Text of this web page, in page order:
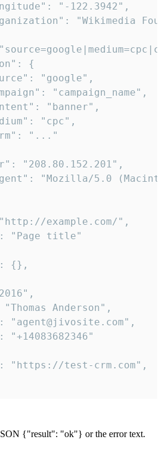
"-122.3942",
"Wikimedia
{
"google",
"campaign_name",
"banner",
"cpc",
"..."
"208.80.152.201",
"Mozilla/5.0
example.com/",
"Page title"
{},
Anderson",
"agent@jivosite.com",
"+14083682346"
"https://test-crm.com",
{"result": "ok"} or the error text.